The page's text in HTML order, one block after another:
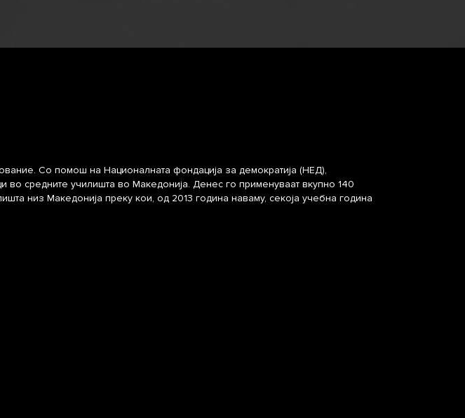
Со помош на Националната фондација за демократија (НЕД),
средните училишта во Македонија. Денес го применуваат вкупно 140
низ Македонија преку кои, од 2013 година наваму, секоја учебна година